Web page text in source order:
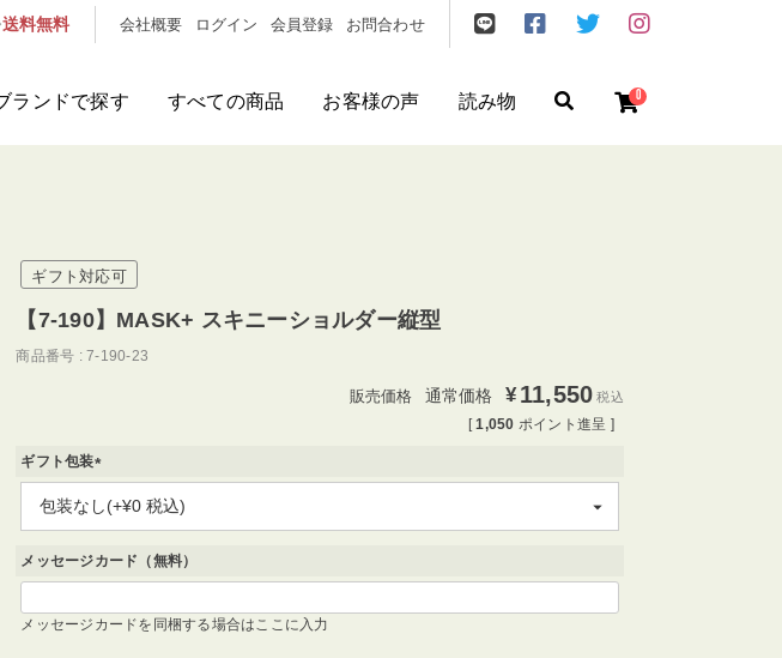
送料無料 会社概要 ログイン 会員登録 お問合わせ
ランドで探す すべての商品 お客様の声 読み物
ブランドから探す
価格 円 〜 円
0
ギフト対応可
【7-190】MASK+ スキニーショルダー縦型
商品番号 7-190-23
通常価格 ¥ 11,550 税込
[ 1,050 ポイント進呈 ]
ギフト包装
(
必
須
メッセージカード（無料）
メッセージカードを同梱する場合はここに入力